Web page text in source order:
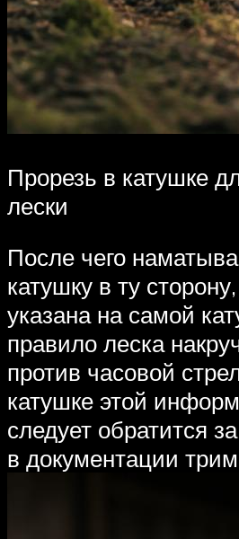
Прорезь в катушке
лески
После чего
катушку в ту
указана на самой
правило леска
против часовой
катушке этой
следует обратится
в документации